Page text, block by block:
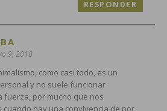
RESPONDER
9, 2018
como casi todo, es un
y no suele funcionar
fuerza, por mucho que nos
cuando hay una convivencia de por